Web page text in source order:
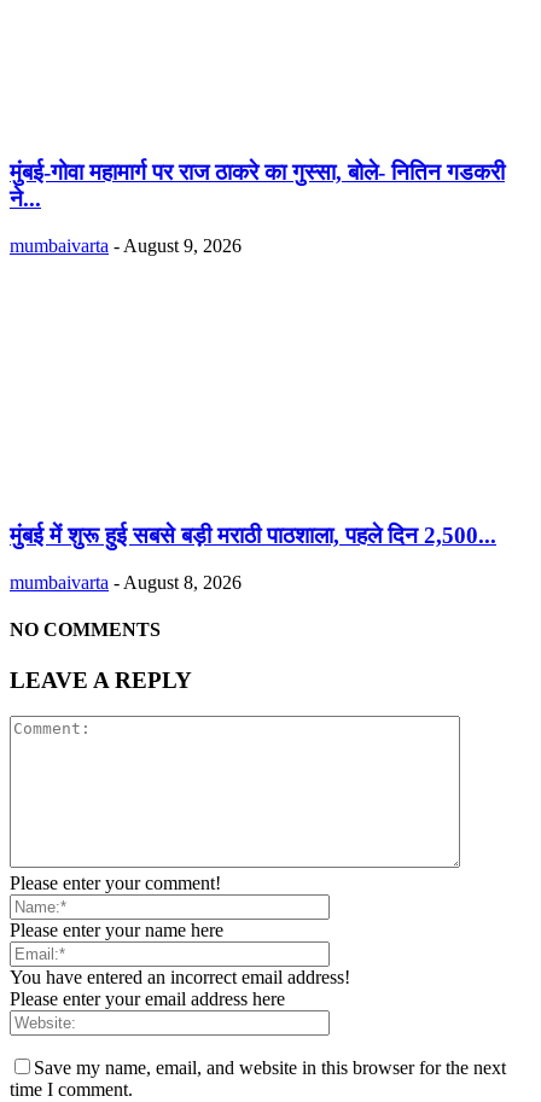
मुंबई-गोवा महामार्ग पर राज ठाकरे का गुस्सा, बोले- नितिन गडकरी
ने...
mumbaivarta - August 9, 2026
मुंबई में शुरू हुई सबसे बड़ी मराठी पाठशाला, पहले दिन 2,500...
mumbaivarta - August 8, 2026
NO COMMENTS
LEAVE A REPLY
Please enter your comment!
Please enter your name here
You have entered an incorrect email address!
Please enter your email address here
Save my name, email, and website in this browser for the next
time I comment.